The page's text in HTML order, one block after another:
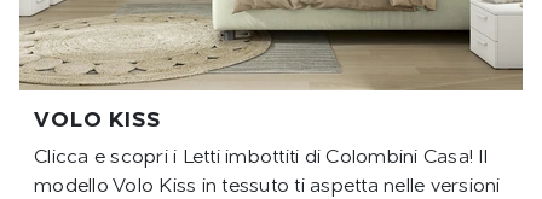
VOLO KISS
Clicca e scopri i Letti imbottiti di Colombini Casa! Il
modello Volo Kiss in tessuto ti aspetta nelle versioni